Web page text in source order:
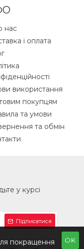
нас
і оплата
використання
покупцям
та умови
та обмін
у курсі
Підписатися
OK
покращення